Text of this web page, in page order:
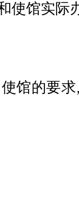
使馆实际
馆的要求